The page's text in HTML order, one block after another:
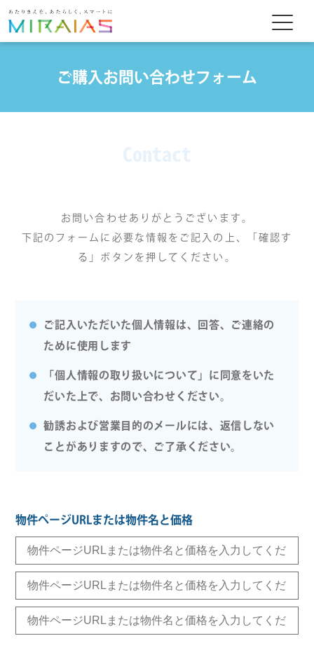
ご購入お問い合わせフォーム
お問い合わせありがとうございます。
下記のフォームに必要な情報をご記入の上、「確認す
る」ボタンを押してください。
ご記入いただいた個人情報は、回答、ご連絡の
ために使用します
「個人情報の取り扱いについて」に同意をいた
だいた上で、お問い合わせください。
勧誘および営業目的のメールには、返信しない
ことがありますので、ご了承ください。
物件ページURLまたは物件名と価格